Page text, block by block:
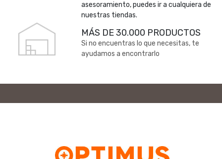
asesoramiento, puedes ir a cualquiera de
nuestras tiendas.
MÁS DE 30.000 PRODUCTOS
Si no encuentras lo que necesitas, te
ayudamos a encontrarlo